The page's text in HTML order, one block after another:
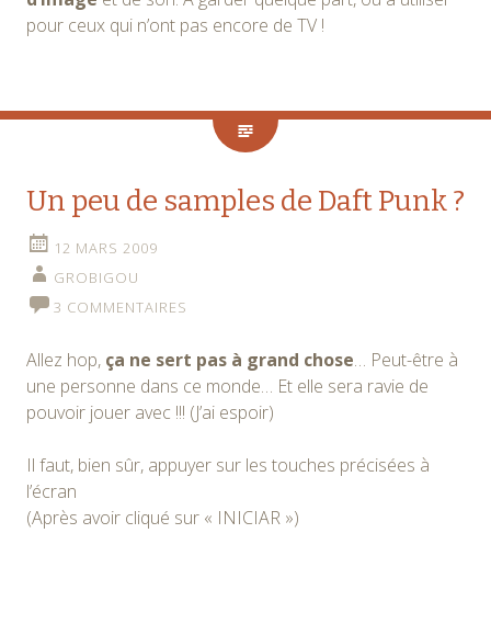
pour ceux qui n’ont pas encore de TV !
Un peu de samples de Daft Punk ?
12 MARS 2009
GROBIGOU
3 COMMENTAIRES
Allez hop, ça ne sert pas à grand chose… Peut-être à
une personne dans ce monde… Et elle sera ravie de
pouvoir jouer avec !!! (J’ai espoir)
Il faut, bien sûr, appuyer sur les touches précisées à
l’écran
(Après avoir cliqué sur « INICIAR »)